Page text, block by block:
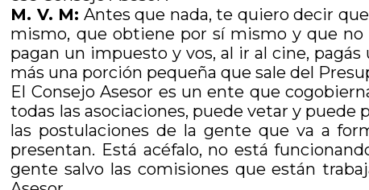
M. V. M: Antes que nada, te quiero decir
mismo, que obtiene por sí mismo y que no
pagan un impuesto y vos, al ir al cine,
más una porción pequeña que sale del
El Consejo Asesor es un ente que
todas las asociaciones, puede vetar y
las postulaciones de la gente que va a
presentan. Está acéfalo, no está
gente salvo las comisiones que están